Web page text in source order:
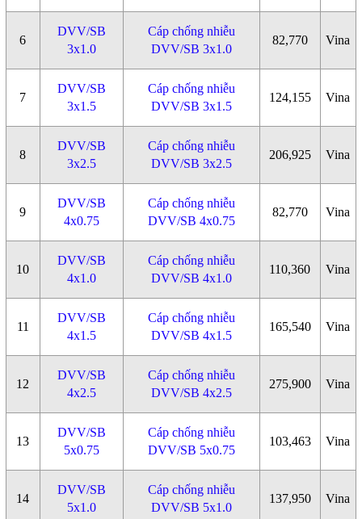
6
DVV/SB
3x1.0
Cáp chống nhiễu
DVV/SB 3x1.0
82,770 Vina
7
DVV/SB
3x1.5
Cáp chống nhiễu
DVV/SB 3x1.5
124,155 Vina
8
DVV/SB
3x2.5
Cáp chống nhiễu
DVV/SB 3x2.5
206,925 Vina
9
DVV/SB
4x0.75
Cáp chống nhiễu
DVV/SB 4x0.75
82,770 Vina
10
DVV/SB
4x1.0
Cáp chống nhiễu
DVV/SB 4x1.0
110,360 Vina
11
DVV/SB
4x1.5
Cáp chống nhiễu
DVV/SB 4x1.5
165,540 Vina
12
DVV/SB
4x2.5
Cáp chống nhiễu
DVV/SB 4x2.5
275,900 Vina
13
DVV/SB
5x0.75
Cáp chống nhiễu
DVV/SB 5x0.75
103,463 Vina
14
DVV/SB
5x1.0
Cáp chống nhiễu
DVV/SB 5x1.0
137,950 Vina